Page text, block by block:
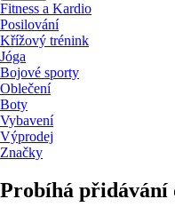
Fitness a Kardio
Posilování
Křížový trénink
Jóga
Bojové sporty
Oblečení
Boty
Vybavení
Výprodej
Značky
Probíhá přidávání